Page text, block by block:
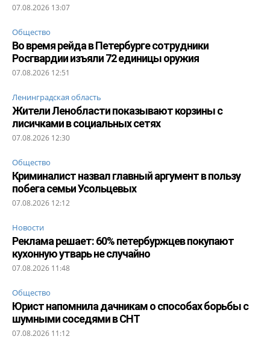
07.08.2026 13:07
Общество
Во время рейда в Петербурге сотрудники
Росгвардии изъяли 72 единицы оружия
07.08.2026 12:51
Ленинградская область
Жители Ленобласти показывают корзины с
лисичками в социальных сетях
07.08.2026 12:30
Общество
Криминалист назвал главный аргумент в пользу
побега семьи Усольцевых
07.08.2026 12:12
Новости
Реклама решает: 60% петербуржцев покупают
кухонную утварь не случайно
07.08.2026 11:48
Общество
Юрист напомнила дачникам о способах борьбы с
шумными соседями в СНТ
07.08.2026 11:12